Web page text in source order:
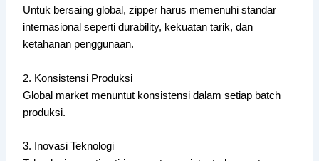
Untuk bersaing global, zipper harus memenuhi standar
internasional seperti durability, kekuatan tarik, dan
ketahanan penggunaan.
2. Konsistensi Produksi
Global market menuntut konsistensi dalam setiap batch
produksi.
3. Inovasi Teknologi